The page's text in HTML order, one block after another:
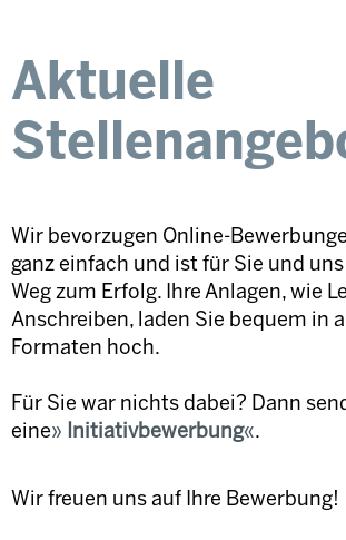
Aktuelle
Wir bevorzugen Online-
ganz einfach und ist für Sie und
Weg zum Erfolg. Ihre Anlagen, wie
Anschreiben, laden Sie bequem in
Formaten hoch.
Für Sie war nichts dabei? Dann
eine
Initiativbewerbung .
Wir freuen uns auf Ihre Bewerbung!